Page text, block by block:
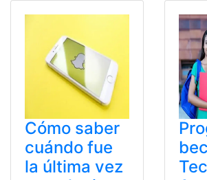
Cómo saber
cuándo fue
la última vez